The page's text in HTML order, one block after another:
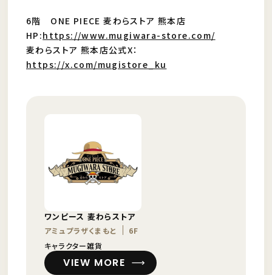
6階 ONE PIECE 麦わらストア 熊本店
HP:https://www.mugiwara-store.com/
麦わらストア 熊本店公式X：
https://x.com/mugistore_ku
ワンピース 麦わらストア
アミュプラザくまもと
6F
キャラクター雑貨
VIEW MORE